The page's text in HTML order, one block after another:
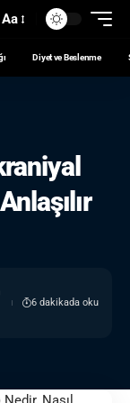
Aa
Diyet ve Beslenme
6 dakikada oku